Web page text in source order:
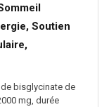
Soutien
bisglycinate de
mg, durée